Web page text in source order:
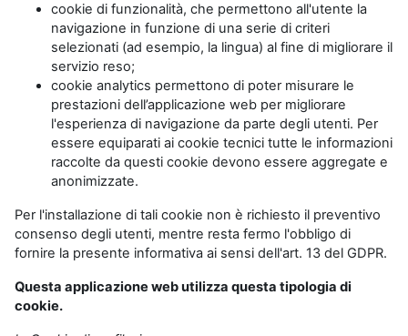
cookie di funzionalità, che permettono all'utente la
navigazione in funzione di una serie di criteri
selezionati (ad esempio, la lingua) al fine di migliorare il
servizio reso;
cookie analytics permettono di poter misurare le
prestazioni dell’applicazione web per migliorare
l'esperienza di navigazione da parte degli utenti. Per
essere equiparati ai cookie tecnici tutte le informazioni
raccolte da questi cookie devono essere aggregate e
anonimizzate.
Per l'installazione di tali cookie non è richiesto il preventivo
consenso degli utenti, mentre resta fermo l'obbligo di
fornire la presente informativa ai sensi dell'art. 13 del GDPR.
Questa applicazione web utilizza questa tipologia di
cookie.